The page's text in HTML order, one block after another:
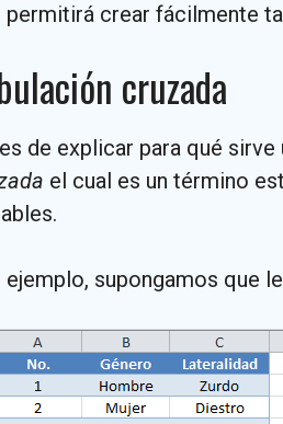
permitirá crear fácilmente
cruzada
de explicar para qué
el cual es un término
ejemplo, supongamos que